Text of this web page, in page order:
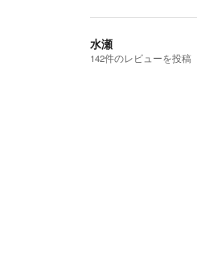
水瀬
142件のレビューを投稿